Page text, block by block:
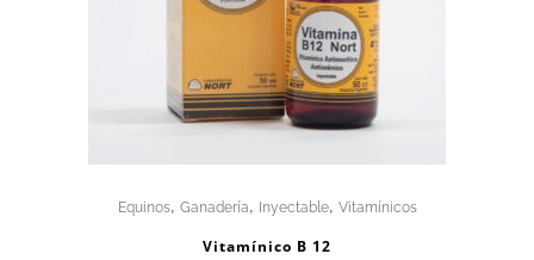
Equinos, Ganadería, Inyectable, Vitamínicos
Vitamínico B 12